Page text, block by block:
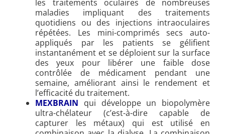
les traitements oculaires de nombreuses
maladies impliquant des traitements
quotidiens ou des injections intraoculaires
répétées. Les mini-comprimés secs auto-
appliqués par les patients se gélifient
instantanément et se déploient sur la surface
des yeux pour libérer une faible dose
contrôlée de médicament pendant une
semaine, améliorant ainsi le rendement et
l’efficacité du traitement.
MEXBRAIN qui développe un biopolymère
ultra-chélateur (c’est-à-dire capable de
capturer les métaux) qui est utilisé en